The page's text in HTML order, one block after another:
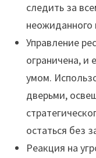
следить за
неожиданного
Управление
ограничена, и
умом.
дверьми,
остаться без
Реакция на